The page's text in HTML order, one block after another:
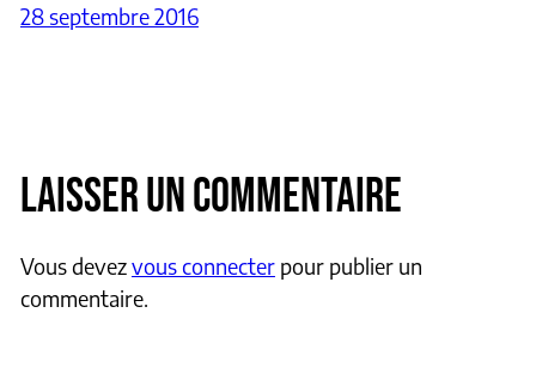
28 septembre 2016
LAISSER UN COMMENTAIRE
Vous devezvous connecterpour publier un
commentaire.